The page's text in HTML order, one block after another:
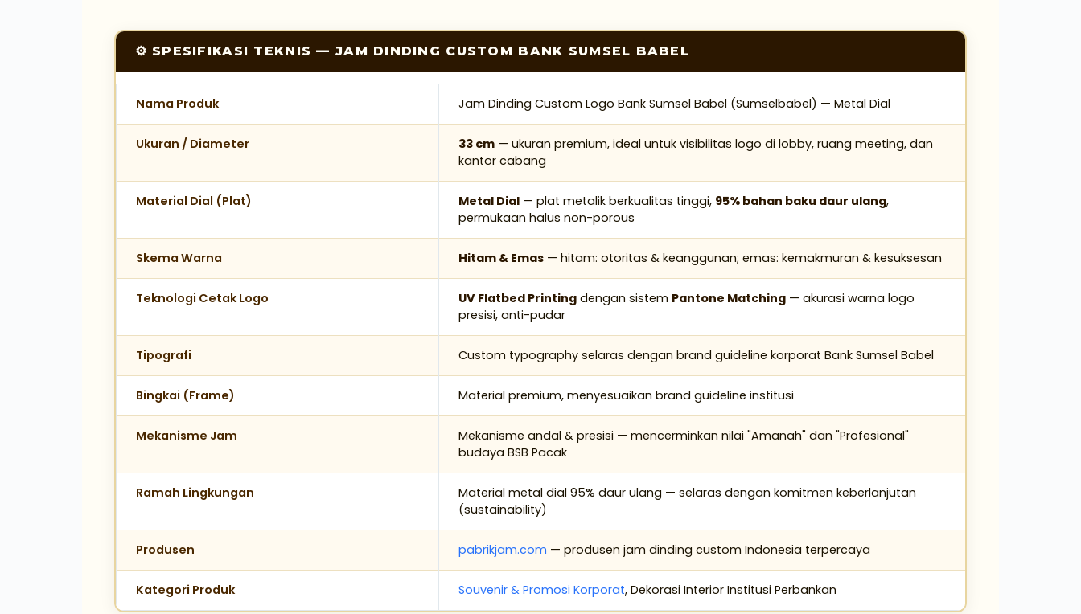
⚙ SPESIFIKASI TEKNIS — JAM DINDING CUSTOM BANK SUMSEL BABEL
Nama Produk Jam Dinding Custom Logo Bank Sumsel Babel (Sumselbabel) — Metal Dial
Ukuran / Diameter 33 cm— ukuran premium, ideal untuk visibilitas logo di lobby, ruang meeting, dan
kantor cabang
Material Dial (Plat) Metal Dial— plat metalik berkualitas tinggi, 95% bahan baku daur ulang,
permukaan halus non-porous
Skema Warna Hitam & Emas— hitam: otoritas & keanggunan; emas: kemakmuran & kesuksesan
Teknologi Cetak Logo UV Flatbed Printingdengan sistem Pantone Matching— akurasi warna logo
presisi, anti-pudar
Tipografi Custom typography selaras dengan brand guideline korporat Bank Sumsel Babel
Bingkai (Frame) Material premium, menyesuaikan brand guideline institusi
Mekanisme Jam
Mekanisme andal & presisi — mencerminkan nilai "Amanah" dan "Profesional"
budaya BSB Pacak
Ramah Lingkungan
Material metal dial 95% daur ulang — selaras dengan komitmen keberlanjutan
(sustainability)
Produsen pabrikjam.com — produsen jam dinding custom Indonesia terpercaya
Kategori Produk Souvenir & Promosi Korporat, Dekorasi Interior Institusi Perbankan